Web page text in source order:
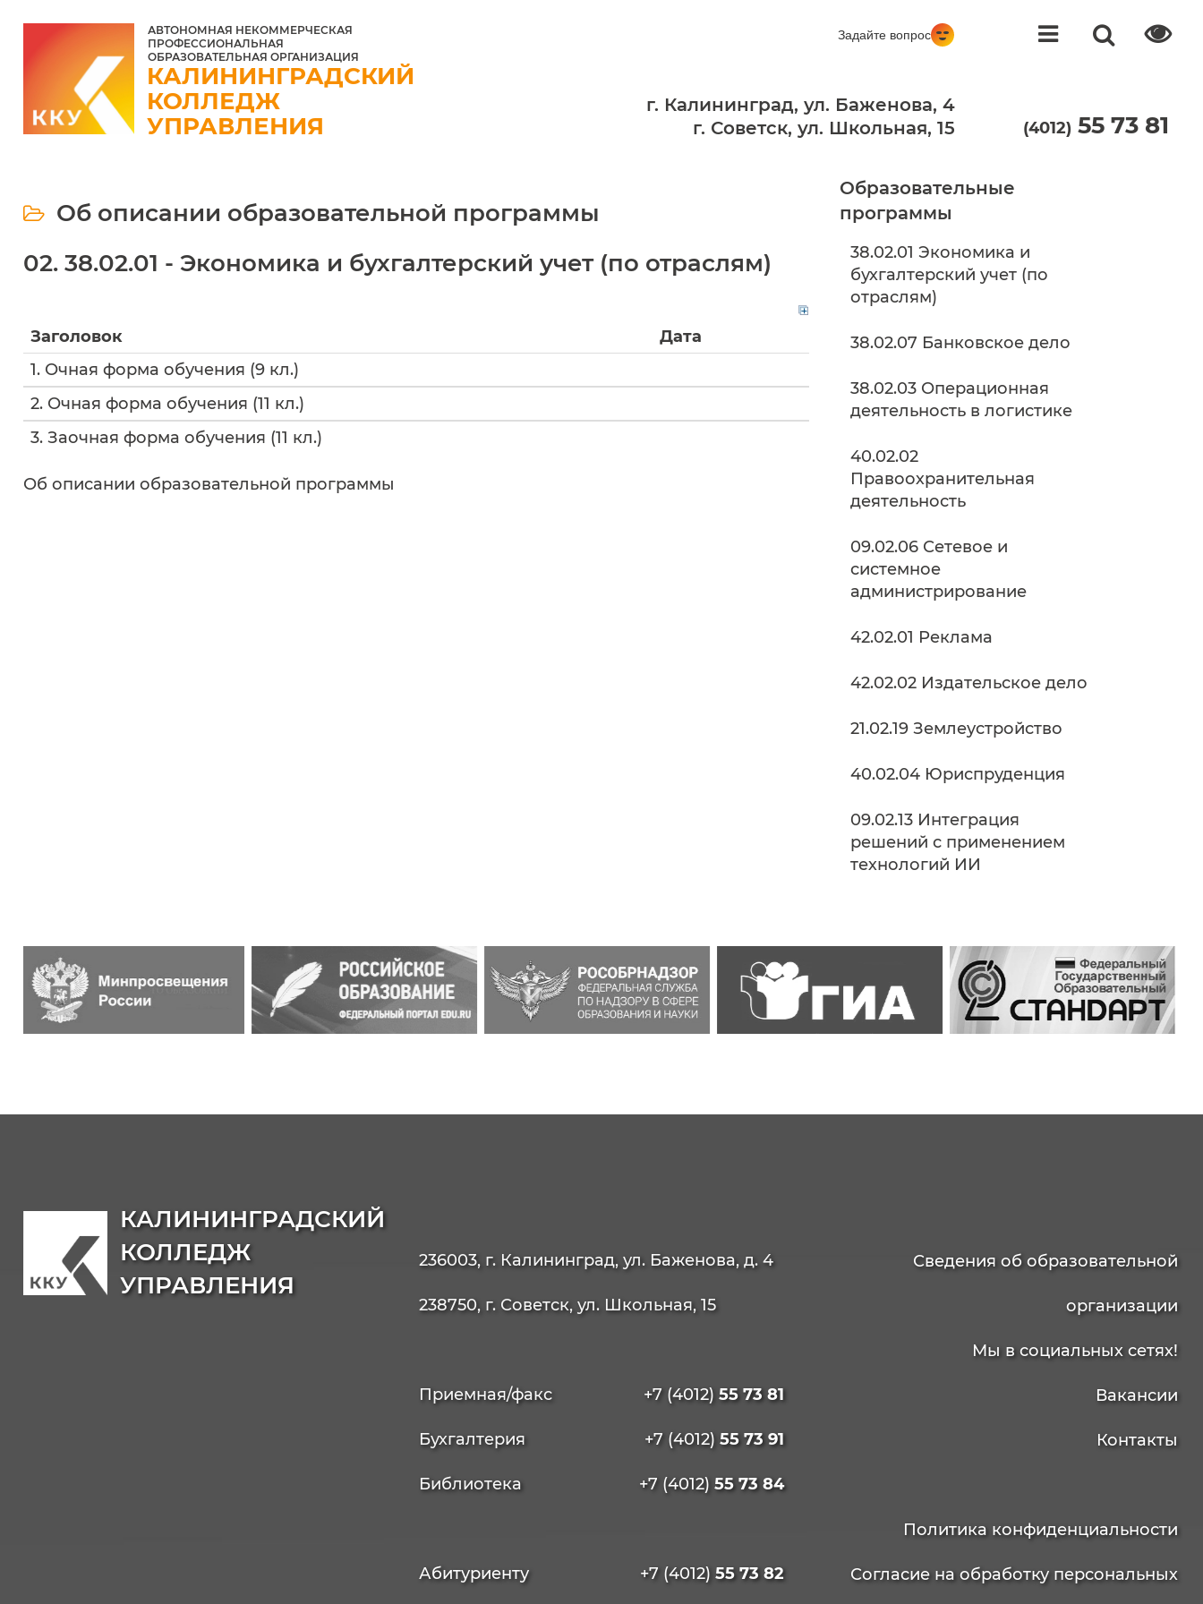
АВТОНОМНАЯ НЕКОММЕРЧЕСКАЯ
ПРОФЕССИОНАЛЬНАЯ
ОБРАЗОВАТЕЛЬНАЯ ОРГАНИЗАЦИЯ
КАЛИНИНГРАДСКИЙ
КОЛЛЕДЖ
УПРАВЛЕНИЯ
г. Калининград, ул. Баженова, 4
г. Советск, ул. Школьная, 15
(4012) 55 73 81
Задайте вопрос
Об описании образовательной программы
02. 38.02.01 - Экономика и бухгалтерский учет (по отраслям)
Заголовок
Дата
1. Очная форма обучения (9 кл.)
2. Очная форма обучения (11 кл.)
3. Заочная форма обучения (11 кл.)
Об описании образовательной программы
Образовательные
программы
38.02.01 Экономика и
бухгалтерский учет (по
отраслям)
38.02.07 Банковское дело
38.02.03 Операционная
деятельность в логистике
40.02.02
Правоохранительная
деятельность
09.02.06 Сетевое и
системное
администрирование
42.02.01 Реклама
42.02.02 Издательское дело
21.02.19 Землеустройство
40.02.04 Юриспруденция
09.02.13 Интеграция
решений с применением
технологий ИИ
КАЛИНИНГРАДСКИЙ
КОЛЛЕДЖ
УПРАВЛЕНИЯ
236003, г. Калининград, ул. Баженова, д. 4
238750, г. Советск, ул. Школьная, 15
Приемная/факс +7 (4012) 55 73 81
Бухгалтерия +7 (4012) 55 73 91
Библиотека +7 (4012) 55 73 84
Абитуриенту +7 (4012) 55 73 82
Сведения об образовательной
организации
Мы в социальных сетях!
Вакансии
Контакты
Политика конфиденциальности
Согласие на обработку персональных